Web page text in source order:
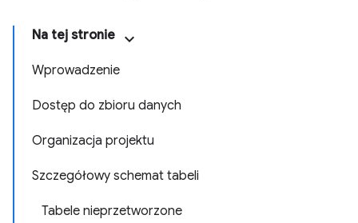
Na tej stronie
Wprowadzenie
Dostęp do zbioru danych
Organizacja projektu
Szczegółowy schemat tabeli
Tabele nieprzetworzone